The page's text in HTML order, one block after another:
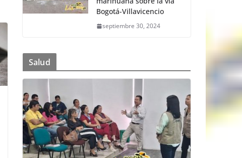
Bogotá-Villavicencio
septiembre 30, 2024
Salud